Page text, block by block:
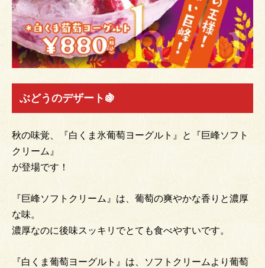
ぶどうのデザート🍇
秋の味覚、『白くま氷葡萄ヨーグルト』と『巨峰ソフト
クリーム』
が登場です！
『巨峰ソフトクリーム』は、葡萄の爽やかな香りと濃厚
な味。
濃厚なのに後味スッキリでとても食べやすいです。
『白くま葡萄ヨーグルト』は、ソフトクリームより葡萄